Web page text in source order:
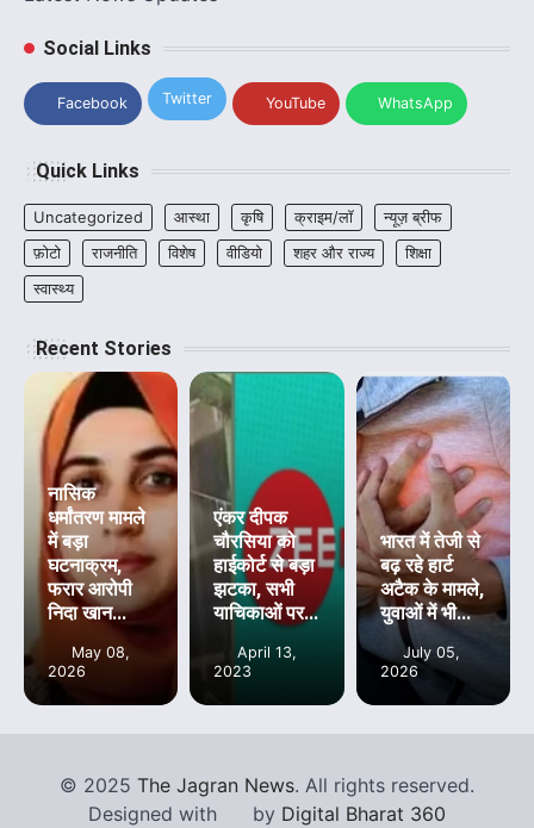
Social Links
Facebook Twitter YouTube WhatsApp
Quick Links
Uncategorized आस्था कृषि क्राइम/लॉ
न्यूज़ ब्रीफ
फ़ोटो
राजनीति विशेष वीडियो शहर और राज्य
शिक्षा
स्वास्थ्य
Recent Stories
नासिक
धर्मांतरण मामले
में बड़ा
घटनाक्रम,
फरार आरोपी
निदा खान...
May 08,
2026
एंकर दीपक
चौरसिया को
हाईकोर्ट से बड़ा
झटका, सभी
याचिकाओं पर...
April 13,
2023
भारत में तेजी से
बढ़ रहे हार्ट
अटैक के मामले,
युवाओं में भी...
July 05,
2026
© 2025 The Jagran News. All rights reserved.
Designed with
by Digital Bharat 360